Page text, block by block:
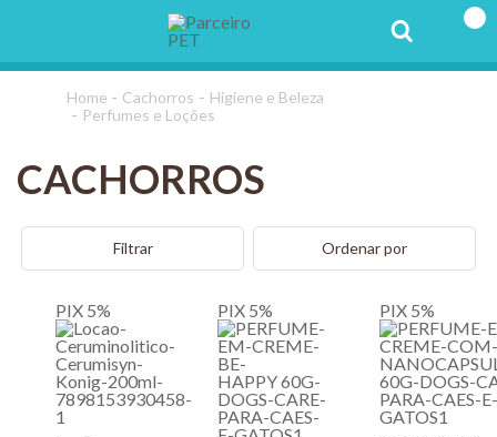
Cachorros
Higiene e Beleza
Perfumes e Loções
CACHORROS
Filtrar Ordenar por
PIX 5% PIX 5% PIX 5%